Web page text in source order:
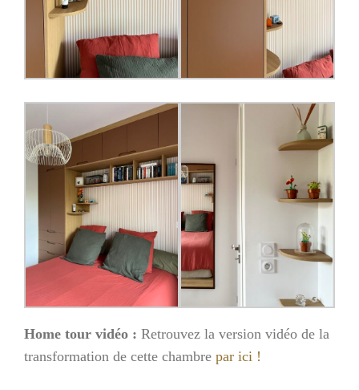
Home tour vidéo : Retrouvez la version vidéo de la
transformation de cette chambre par ici !